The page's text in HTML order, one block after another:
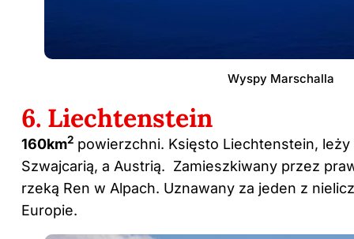
Wyspy Marschalla
6. Liechtenstein
160km2 powierzchni. Księsto Liechtenstein,
Szwajcarią, a Austrią. Zamieszkiwany przez
rzeką Ren w Alpach. Uznawany za jeden z
Europie.